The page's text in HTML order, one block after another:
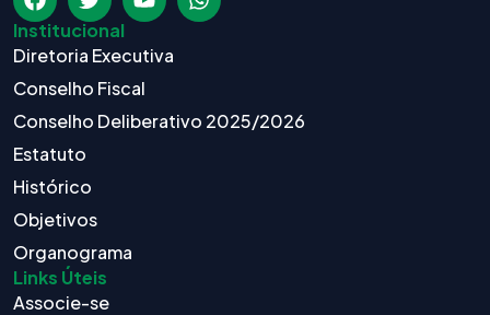
Institucional
Diretoria Executiva
Conselho Fiscal
Conselho Deliberativo 2025/2026
Estatuto
Histórico
Objetivos
Organograma
Links Úteis
Associe-se